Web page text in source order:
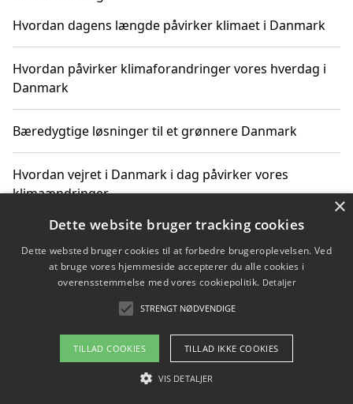
Hvordan dagens længde påvirker klimaet i Danmark
Hvordan påvirker klimaforandringer vores hverdag i
Danmark
Bæredygtige løsninger til et grønnere Danmark
Hvordan vejret i Danmark i dag påvirker vores
klimaændringer
Hvordan klimaændringer påvirker danske unges
gaveønsker
Om / kontakt
Blog Betingelser
×
Dette website bruger tracking cookies
Dette websted bruger cookies til at forbedre brugeroplevelsen. Ved
at bruge vores hjemmeside accepterer du alle cookies i
overensstemmelse med vores cookiepolitik. Detaljer
STRENGT NØDVENDIGE
TILLAD COOKIES TILLAD IKKE COOKIES
VIS DETALJER